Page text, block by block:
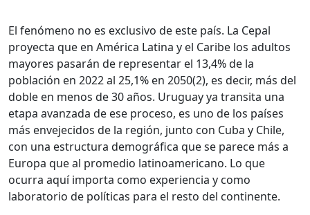
El fenómeno no es exclusivo de este país. La Cepal
proyecta que en América Latina y el Caribe los adultos
mayores pasarán de representar el 13,4% de la
población en 2022 al 25,1% en 2050(2), es decir, más del
doble en menos de 30 años. Uruguay ya transita una
etapa avanzada de ese proceso, es uno de los países
más envejecidos de la región, junto con Cuba y Chile,
con una estructura demográfica que se parece más a
Europa que al promedio latinoamericano. Lo que
ocurra aquí importa como experiencia y como
laboratorio de políticas para el resto del continente.